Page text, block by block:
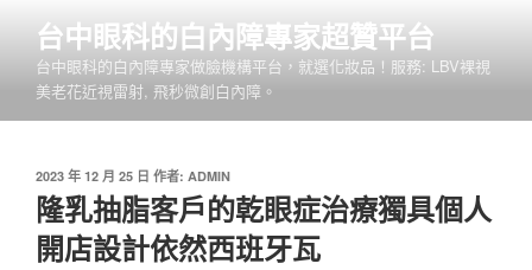
內
台中眼科的白內障專家超贊平台
台中眼科的白內障專家做臉機構平台，就選化妝品！服務: LBV裸視
美老花近視雷射, 飛秒微創白內障。
發
佈
於
2023 年 12 月 25 日 作者: ADMIN
隆乳抽脂客戶的乾眼症治療獨具個人
開店設計依然西班牙瓦